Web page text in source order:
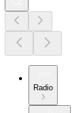
Radio